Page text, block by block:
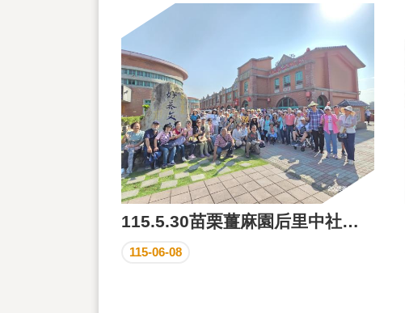
115.5.30苗栗薑麻園后里中社花園里民一日遊參訪
115-06-08